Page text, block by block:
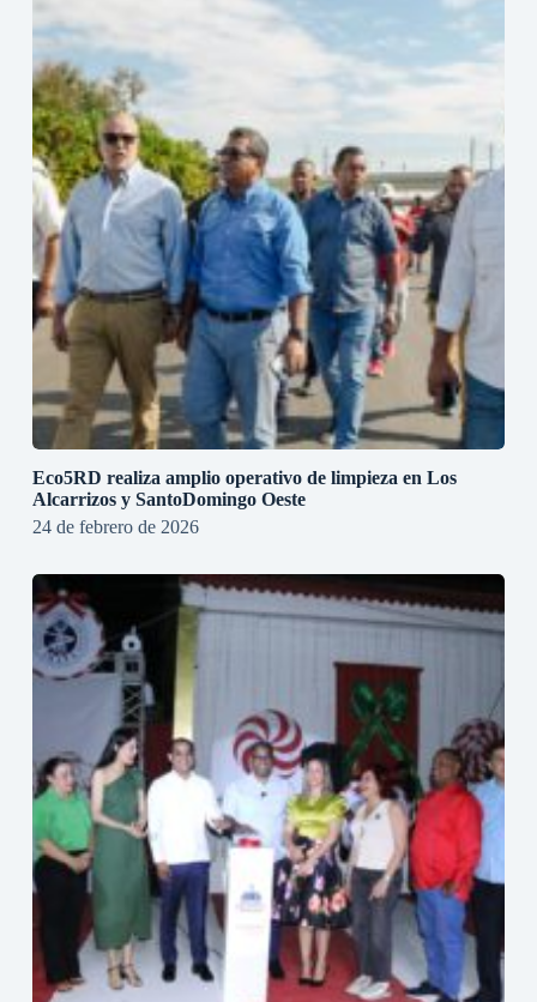
Eco5RD realiza amplio operativo de limpieza en Los
Alcarrizos y SantoDomingo Oeste
24 de febrero de 2026